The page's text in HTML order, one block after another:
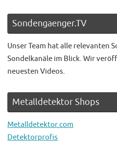
Sondengaenger.TV
Unser Team hat alle relevanten
Sondelkanäle im Blick. Wir
neuesten Videos.
Metalldetektor Shops
Metalldetektor.com
Detektorprofis